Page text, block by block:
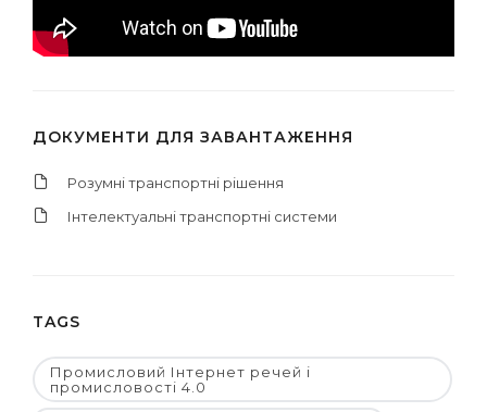
ДОКУМЕНТИ ДЛЯ ЗАВАНТАЖЕННЯ
Розумні транспортні рішення
Інтелектуальні транспортні системи
TAGS
Промисловий Інтернет речей і
промисловості 4.0